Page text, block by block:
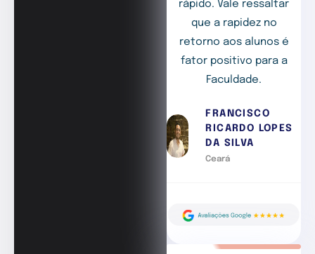
rápido. Vale ressaltar
que a rapidez no
retorno aos alunos é
fator positivo para a
Faculdade.
FRANCISCO
RICARDO LOPES
DA SILVA
Ceará